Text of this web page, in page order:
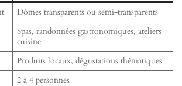
Dômes transparents ou semi-transparents
Spas, randonnées gastronomiques, ateliers
cuisine
Produits locaux, dégustations thématiques
2 à 4 personnes